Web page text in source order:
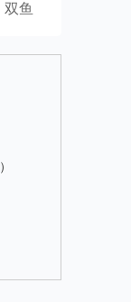
双鱼